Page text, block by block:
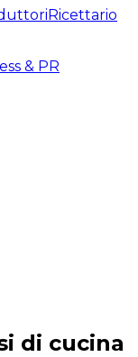
Ricettario
& PR
di cucina